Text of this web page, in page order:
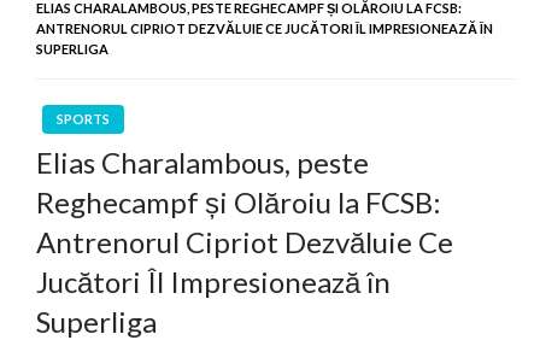
ELIAS CHARALAMBOUS, PESTE REGHECAMPF ȘI OLĂROIU LA FCSB:
ANTRENORUL CIPRIOT DEZVĂLUIE CE JUCĂTORI ÎL IMPRESIONEAZĂ ÎN
SUPERLIGA
SPORTS
Elias Charalambous, peste
Reghecampf și Olăroiu la FCSB:
Antrenorul Cipriot Dezvăluie Ce
Jucători Îl Impresionează în
Superliga